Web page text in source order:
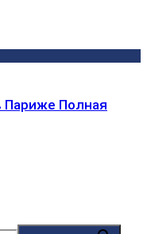
Париже Полная